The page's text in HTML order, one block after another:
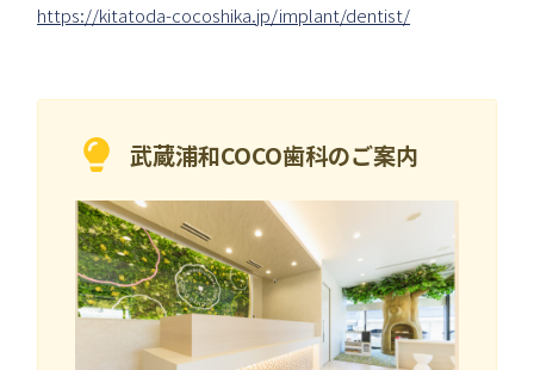
https://kitatoda-cocoshika.jp/implant/dentist/
武蔵浦和COCO歯科のご案内